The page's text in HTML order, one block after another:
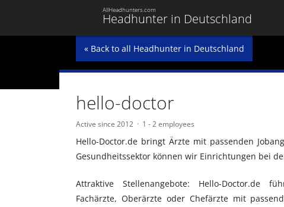
Headhunter in Deutschland
AllHeadhunters.com
« Back to all Headhunter in Deutschland
hello-doctor
Active since 2012 1 - 2 employees
Hello-Doctor.de bringt Ärzte mit passenden
Gesundheitssektor können wir Einrichtungen bei
Attraktive Stellenangebote: Hello-Doctor.de
Fachärzte, Oberärzte oder Chefärzte mit